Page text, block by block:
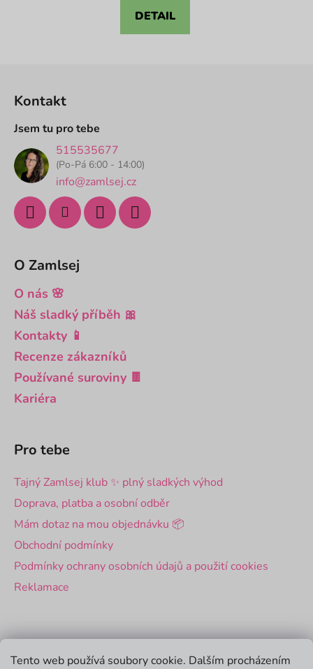
Tento web používá soubory cookie. Dalším procházením
z
DETAIL
Kontakt
Jsem tu pro tebe
515535677
(Po-Pá 6:00 - 14:00)
info@zamlsej.cz
O Zamlsej
O nás 🌸
Náš sladký příběh 🎀
Kontakty 📱
Recenze zákazníků
Používané suroviny 🍫
Kariéra
Pro tebe
Tajný Zamlsej klub ✨ plný sladkých výhod
Doprava, platba a osobní odběr
Mám dotaz na mou objednávku 📦
Obchodní podmínky
Podmínky ochrany osobních údajů a použití cookies
Reklamace